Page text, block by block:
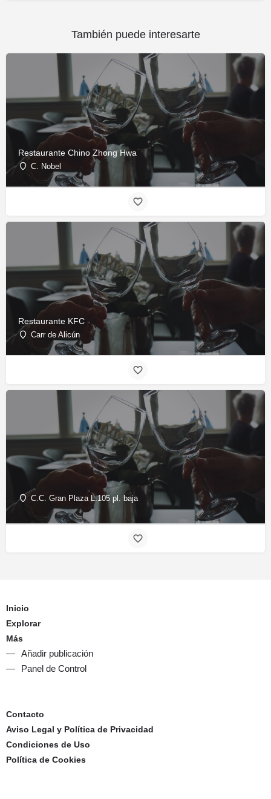
También puede interesarte
Restaurante Chino Zhong Hwa
C. Nobel
Restaurante KFC
Carr de Alicún
C.C. Gran Plaza L.105 pl. baja
Inicio
Explorar
Más
Añadir publicación
Panel de Control
Contacto
Aviso Legal y Política de Privacidad
Condiciones de Uso
Política de Cookies